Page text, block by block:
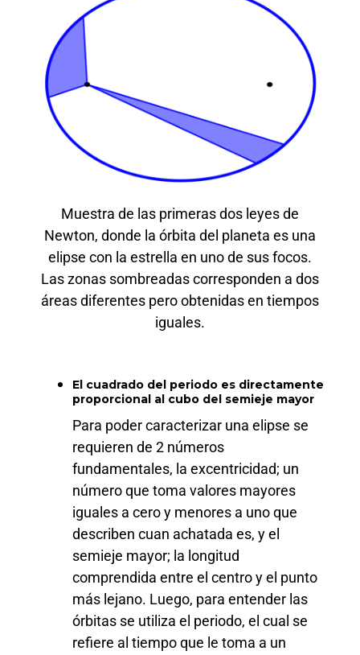
Muestra de las primeras dos leyes de
Newton, donde la órbita del planeta es una
elipse con la estrella en uno de sus focos.
Las zonas sombreadas corresponden a dos
áreas diferentes pero obtenidas en tiempos
iguales.
El cuadrado del periodo es directamente
proporcional al cubo del semieje mayor
Para poder caracterizar una elipse se
requieren de 2 números
fundamentales, la excentricidad; un
número que toma valores mayores
iguales a cero y menores a uno que
describen cuan achatada es, y el
semieje mayor; la longitud
comprendida entre el centro y el punto
más lejano. Luego, para entender las
órbitas se utiliza el periodo, el cual se
refiere al tiempo que le toma a un